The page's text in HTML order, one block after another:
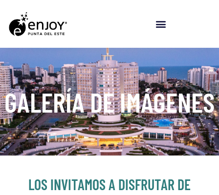
contenido
GALERÍA DE IMÁGENES
LOS INVITAMOS A DISFRUTAR DE